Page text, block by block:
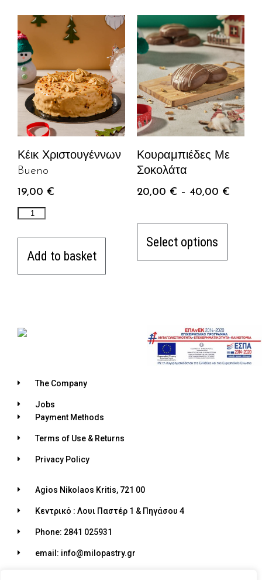
Κέικ Χριστουγέννων
Bueno
19,00 €
Add to basket
Κουραμπιέδες Με
Σοκολάτα
20,00 € – 40,00 €
Select options
The Company
Jobs
Payment Methods
Terms of Use & Returns
Privacy Policy
Agios Nikolaos Kritis, 721 00
Κεντρικό : Λουι Παστέρ 1 & Πηγάσου 4
Phone: 2841 025931
email: info@milopastry.gr